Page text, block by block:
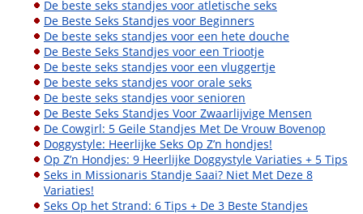
De beste seks standjes voor atletische seks
De Beste Seks Standjes voor Beginners
De beste seks standjes voor een hete douche
De Beste Seks Standjes voor een Triootje
De beste seks standjes voor een vluggertje
De beste seks standjes voor orale seks
De beste seks standjes voor senioren
De Beste Seks Standjes Voor Zwaarlijvige Mensen
De Cowgirl: 5 Geile Standjes Met De Vrouw Bovenop
Doggystyle: Heerlijke Seks Op Z’n hondjes!
Op Z’n Hondjes: 9 Heerlijke Doggystyle Variaties + 5 Tips
Seks in Missionaris Standje Saai? Niet Met Deze 8
Variaties!
Seks Op het Strand: 6 Tips + De 3 Beste Standjes